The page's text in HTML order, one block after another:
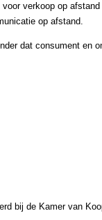
verkoop op
op afstand.
dat consument en
bij de Kamer van